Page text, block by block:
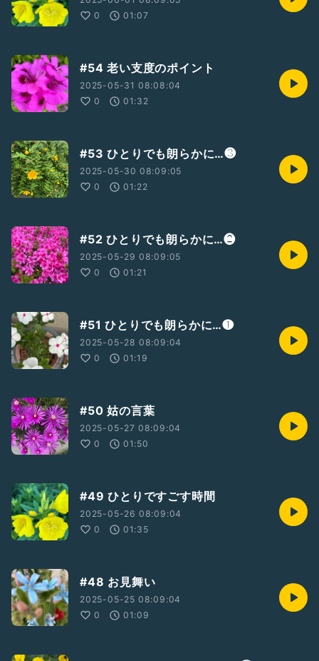
0
01:07
#54 老い支度のポイント
2025-05-31 08:08:04
0
01:32
#53 ひとりでも朗らかに…❸
2025-05-30 08:09:05
0
01:22
#52 ひとりでも朗らかに…❷
2025-05-29 08:09:05
0
01:21
#51 ひとりでも朗らかに…❶
2025-05-28 08:09:04
0
01:19
#50 姑の言葉
2025-05-27 08:09:04
0
01:50
#49 ひとりですごす時間
2025-05-26 08:09:04
0
01:35
#48 お見舞い
2025-05-25 08:09:04
0
01:09